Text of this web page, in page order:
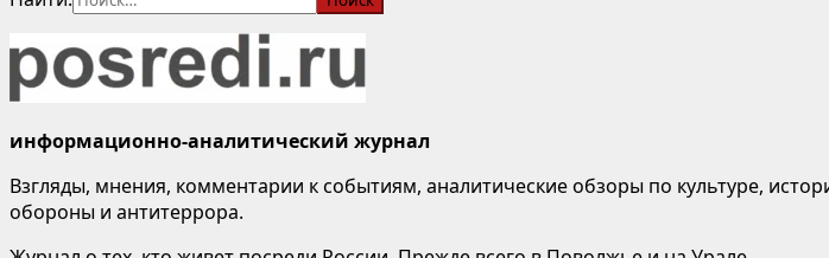
информационно-аналитический журнал
Взгляды, мнения, комментарии к событиям, аналитические обзоры по культуре,
обороны и антитеррора.